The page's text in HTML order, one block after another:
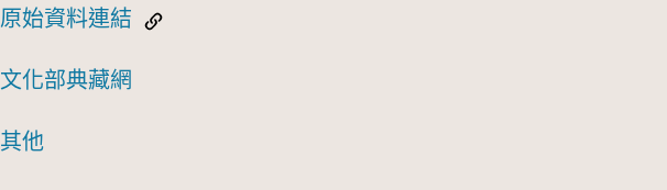
原始資料連結
文化部典藏網
其他